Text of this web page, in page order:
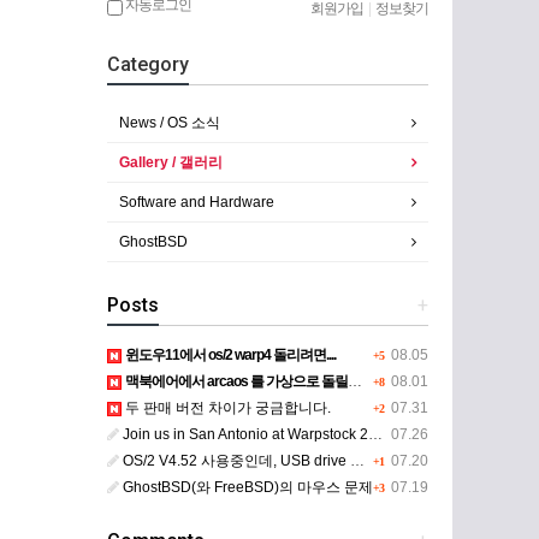
자동로그인 회원가입 | 정보찾기
Category
News / OS 소식
Gallery / 갤러리
Software and Hardware
GhostBSD
+
Posts
+5 08.05
윈도우11에서 os/2 warp4 돌리려면....
+8 08.01
맥북에어에서 arcaos 를 가상으로 돌릴려면 어떻게 해야 하는 지요?
+2 07.31
두 판매 버전 차이가 궁금합니다.
07.26
Join us in San Antonio at Warpstock 2026
+1 07.20
OS/2 V4.52 사용중인데, USB drive 사용 가능한지요?
+3 07.19
GhostBSD(와 FreeBSD)의 마우스 문제